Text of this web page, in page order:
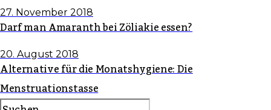
27. November 2018
Darf man Amaranth bei Zöliakie essen?
20. August 2018
Alternative für die Monatshygiene: Die
Menstruationstasse